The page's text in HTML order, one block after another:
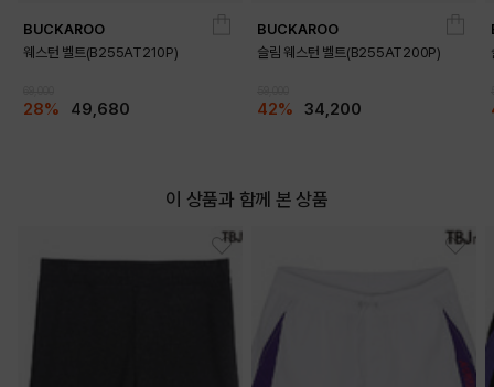
BUCKAROO
웨스턴 벨트(B255AT210P)
28% 49,680
BUCKAROO
슬림 웨스턴 벨트(B255AT200P)
42% 34,200
이 상품과 함께 본 상품